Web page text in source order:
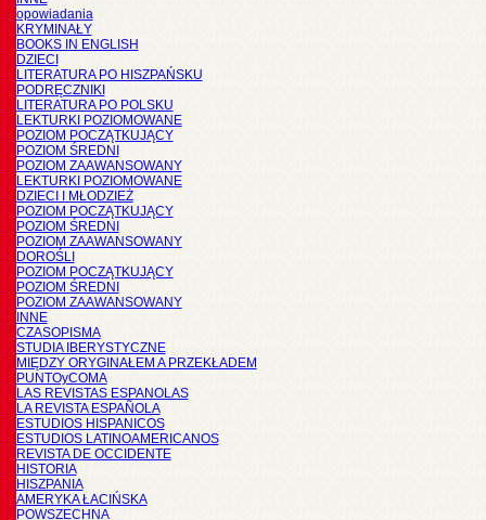
opowiadania
KRYMINAŁY
BOOKS IN ENGLISH
DZIECI
LITERATURA PO HISZPAŃSKU
PODRĘCZNIKI
LITERATURA PO POLSKU
LEKTURKI POZIOMOWANE
POZIOM POCZĄTKUJĄCY
POZIOM ŚREDNI
POZIOM ZAAWANSOWANY
LEKTURKI POZIOMOWANE
DZIECI I MŁODZIEŻ
POZIOM POCZĄTKUJĄCY
POZIOM ŚREDNI
POZIOM ZAAWANSOWANY
DOROŚLI
POZIOM POCZĄTKUJĄCY
POZIOM ŚREDNI
POZIOM ZAAWANSOWANY
INNE
CZASOPISMA
STUDIA IBERYSTYCZNE
MIĘDZY ORYGINAŁEM A PRZEKŁADEM
PUNTOyCOMA
LAS REVISTAS ESPANOLAS
LA REVISTA ESPAÑOLA
ESTUDIOS HISPANICOS
ESTUDIOS LATINOAMERICANOS
REVISTA DE OCCIDENTE
HISTORIA
HISZPANIA
AMERYKA ŁACIŃSKA
POWSZECHNA